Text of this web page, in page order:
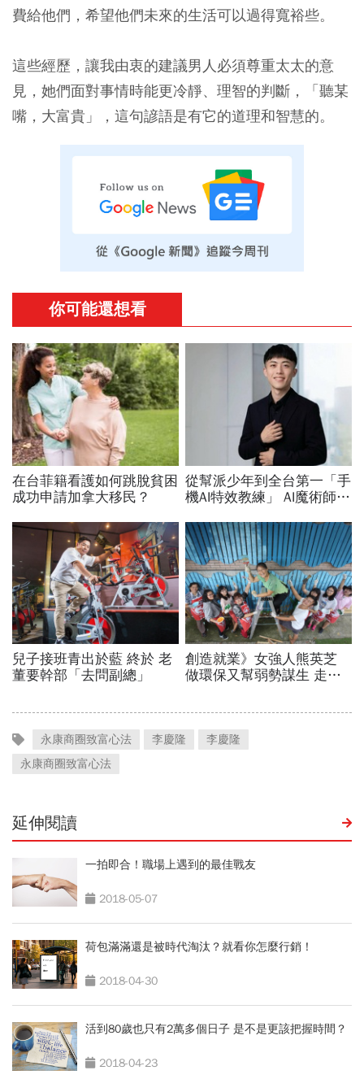
費給他們，希望他們未來的生活可以過得寬裕些。
這些經歷，讓我由衷的建議男人必須尊重太太的意
見，她們面對事情時能更冷靜、理智的判斷，「聽某
嘴，大富貴」，這句諺語是有它的道理和智慧的。
永康商圈致富心法 李慶隆
李慶隆
永康商圈致富心法
延伸閱讀
一拍即合！職場上遇到的最佳戰友
2018-05-07
荷包滿滿還是被時代淘汰？就看你怎麼行銷！
2018-04-30
活到80歲也只有2萬多個日子 是不是更該把握時間？
2018-04-23